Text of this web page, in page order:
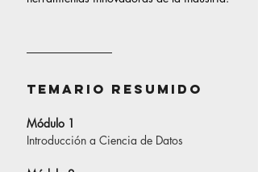
Temario resumido
Módulo 1
Introducción a Ciencia de Datos